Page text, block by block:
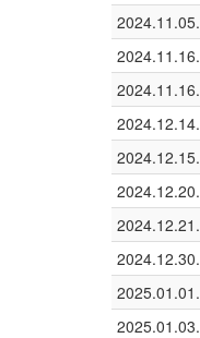
2024.11.05.
2024.11.16.
2024.11.16.
2024.12.14.
2024.12.15.
2024.12.20.
2024.12.21.
2024.12.30.
2025.01.01.
2025.01.03.